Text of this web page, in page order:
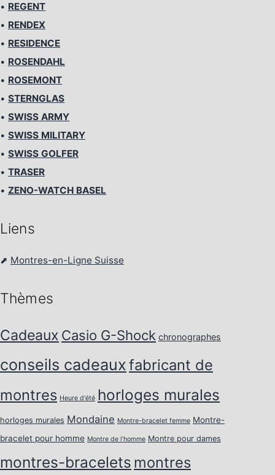
• REGENT
• RENDEX
• RESIDENCE
• ROSENDAHL
• ROSEMONT
• STERNGLAS
• SWISS ARMY
• SWISS MILITARY
• SWISS GOLFER
• TRASER
• ZENO-WATCH BASEL
Liens
⬈ Montres-en-Ligne Suisse
Thèmes
Cadeaux Casio G-Shock chronographes
conseils cadeauxfabricant de
montres Heure d'été horloges murales
horloges murales Mondaine Montre-bracelet femme Montre-
bracelet pour homme Montre de l’homme Montre pour dames
montres-bracelets montres